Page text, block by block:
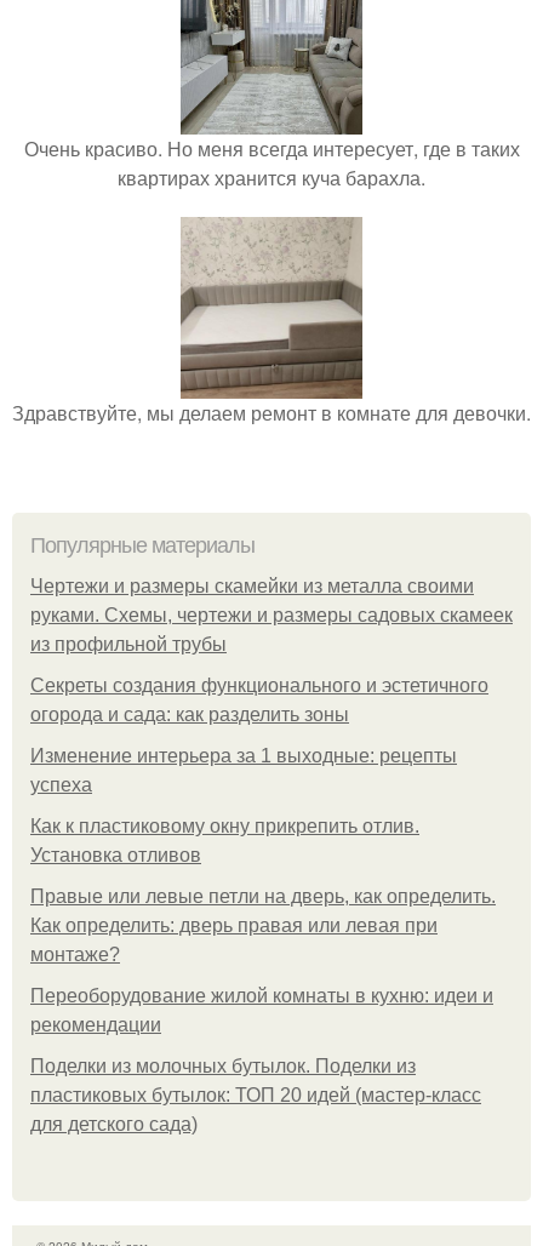
Очень красиво. Но меня всегда интересует, где в таких
квартирах хранится куча барахла.
Здравствуйте, мы делаем ремонт в комнате для девочки.
Популярные материалы
Чертежи и размеры скамейки из металла своими
руками. Схемы, чертежи и размеры садовых скамеек
из профильной трубы
Секреты создания функционального и эстетичного
огорода и сада: как разделить зоны
Изменение интерьера за 1 выходные: рецепты
успеха
Как к пластиковому окну прикрепить отлив.
Установка отливов
Правые или левые петли на дверь, как определить.
Как определить: дверь правая или левая при
монтаже?
Переоборудование жилой комнаты в кухню: идеи и
рекомендации
Поделки из молочных бутылок. Поделки из
пластиковых бутылок: ТОП 20 идей (мастер-класс
для детского сада)